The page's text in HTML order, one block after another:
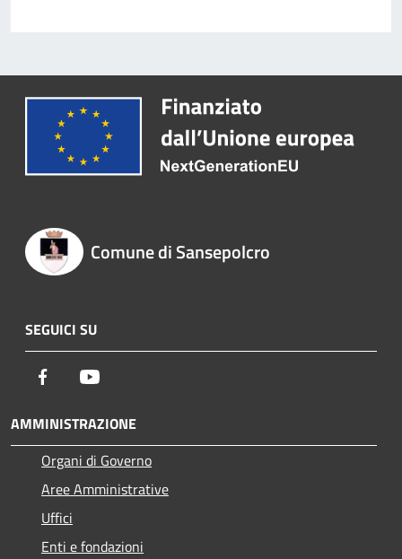
Comune di Sansepolcro
SEGUICI SU
Facebook
AMMINISTRAZIONE
Organi di Governo
Aree Amministrative
Uffici
Enti e fondazioni